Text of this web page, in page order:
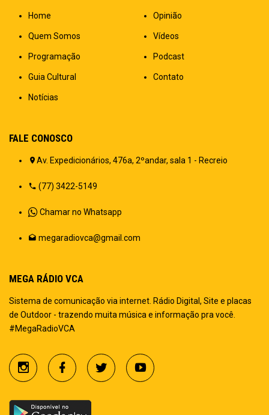
Home
Quem Somos
Programação
Guia Cultural
Notícias
Opinião
Vídeos
Podcast
Contato
FALE CONOSCO
Av. Expedicionários, 476a, 2ºandar, sala 1 - Recreio
(77) 3422-5149
Chamar no Whatsapp
megaradiovca@gmail.com
MEGA RÁDIO VCA
Sistema de comunicação via internet. Rádio Digital, Site e placas
de Outdoor - trazendo muita música e informação pra você.
#MegaRadioVCA